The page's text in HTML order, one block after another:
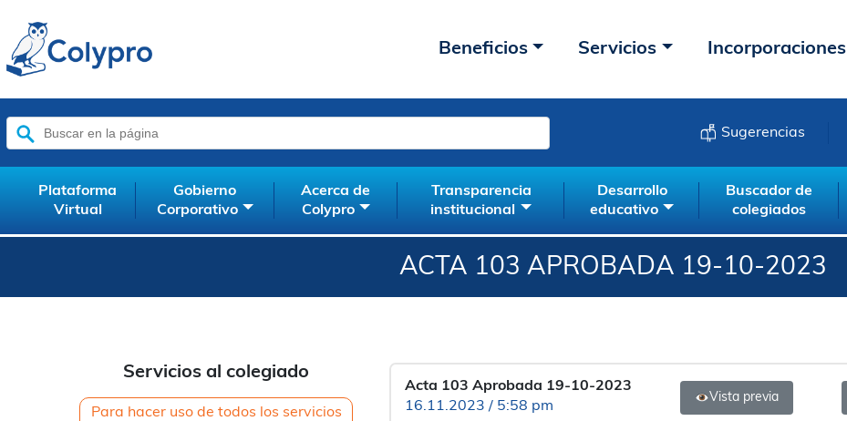
Beneficios Servicios Incorporaciones
Buscar:
Sugerencias
Plataforma
Virtual
Gobierno
Corporativo
Acerca de
Colypro
Transparencia
institucional
Desarrollo
educativo
Buscador de
colegiados
ACTA 103 APROBADA 19-10-2023
Servicios al colegiado
Para hacer uso de todos los servicios
Acta 103 Aprobada 19-10-2023
16.11.2023 / 5:58 pm
Vista previa